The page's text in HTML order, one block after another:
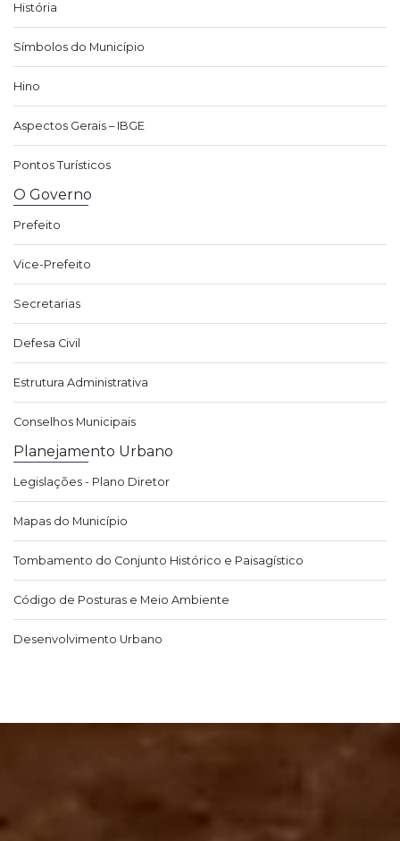
História
Símbolos do Município
Hino
Aspectos Gerais – IBGE
Pontos Turísticos
O Governo
Prefeito
Vice-Prefeito
Secretarias
Defesa Civil
Estrutura Administrativa
Conselhos Municipais
Planejamento Urbano
Legislações - Plano Diretor
Mapas do Município
Tombamento do Conjunto Histórico e Paisagístico
Código de Posturas e Meio Ambiente
Desenvolvimento Urbano